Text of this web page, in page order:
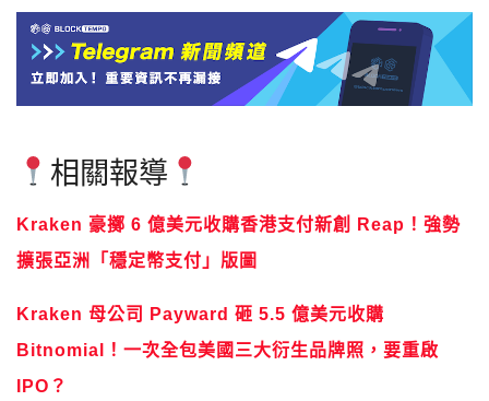
相關報導
Kraken 豪擲 6 億美元收購香港支付新創 Reap！強勢
擴張亞洲「穩定幣支付」版圖
Kraken 母公司 Payward 砸 5.5 億美元收購
Bitnomial！一次全包美國三大衍生品牌照，要重啟
IPO？